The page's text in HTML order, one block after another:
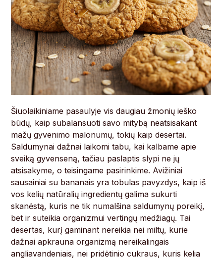
Šiuolaikiniame pasaulyje vis daugiau žmonių ieško
būdų, kaip subalansuoti savo mitybą neatsisakant
mažų gyvenimo malonumų, tokių kaip desertai.
Saldumynai dažnai laikomi tabu, kai kalbame apie
sveiką gyvenseną, tačiau paslaptis slypi ne jų
atsisakyme, o teisingame pasirinkime. Avižiniai
sausainiai su bananais yra tobulas pavyzdys, kaip iš
vos kelių natūralių ingredientų galima sukurti
skanėstą, kuris ne tik numalšina saldumynų poreikį,
bet ir suteikia organizmui vertingų medžiagų. Tai
desertas, kurį gaminant nereikia nei miltų, kurie
dažnai apkrauna organizmą nereikalingais
angliavandeniais, nei pridėtinio cukraus, kuris kelia